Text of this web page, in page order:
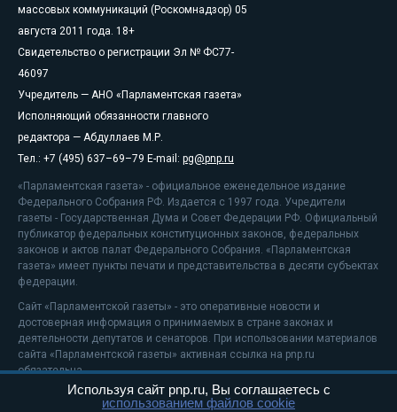
массовых коммуникаций (Роскомнадзор) 05
августа 2011 года. 18+
Свидетельство о регистрации Эл № ФС77-
46097
Учредитель — АНО «Парламентская газета»
Исполняющий обязанности главного
редактора — Абдуллаев М.Р.
Тел.: +7 (495) 637–69–79 E-mail: pg@pnp.ru
«Парламентская газета» - официальное еженедельное издание
Федерального Собрания РФ. Издается с 1997 года. Учредители
газеты - Государственная Дума и Совет Федерации РФ. Официальный
публикатор федеральных конституционных законов, федеральных
законов и актов палат Федерального Собрания. «Парламентская
газета» имеет пункты печати и представительства в десяти субъектах
федерации.
Сайт «Парламентской газеты» - это оперативные новости и
достоверная информация о принимаемых в стране законах и
деятельности депутатов и сенаторов. При использовании материалов
сайта «Парламентской газеты» активная ссылка на pnp.ru
обязательна.
На информационном ресурсе применяютсярекомендательные
Используя сайт pnp.ru, Вы соглашаетесь с
использованием файлов cookie